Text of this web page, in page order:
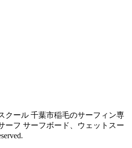
クール 千葉市稲毛のサーフィン専
ーフ サーフボード、ウェットスー